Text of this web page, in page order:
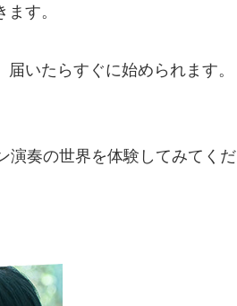
す。
いたらすぐに始められます。
演奏の世界を体験してみてくだ